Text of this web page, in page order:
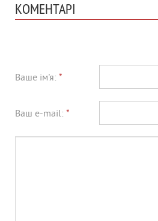
КОМЕНТАРІ
Ваше ім'я: *
Ваш e-mail: *